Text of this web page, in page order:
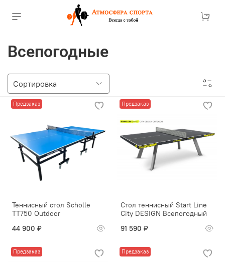
Всепогодные
Предзаказ
Теннисный стол Scholle
TT750 Outdoor
44 900 ₽
Предзаказ
Стол теннисный Start Line
City DESIGN Всепогодный
91 590 ₽
Предзаказ Предзаказ